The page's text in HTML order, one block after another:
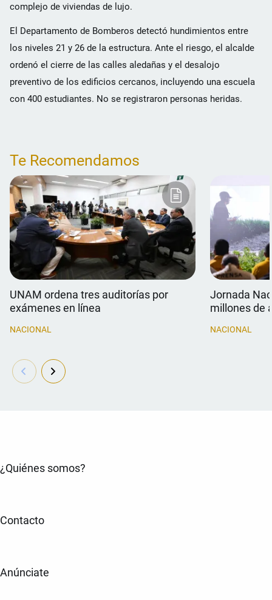
complejo de viviendas de lujo.
El Departamento de Bomberos detectó hundimientos entre
los niveles 21 y 26 de la estructura. Ante el riesgo, el alcalde
ordenó el cierre de las calles aledañas y el desalojo
preventivo de los edificios cercanos, incluyendo una escuela
con 400 estudiantes. No se registraron personas heridas.
Te Recomendamos
UNAM ordena tres auditorías por
exámenes en línea
NACIONAL
Jornada
millones de
NACIONAL
¿Quiénes somos?
Contacto
Anúnciate